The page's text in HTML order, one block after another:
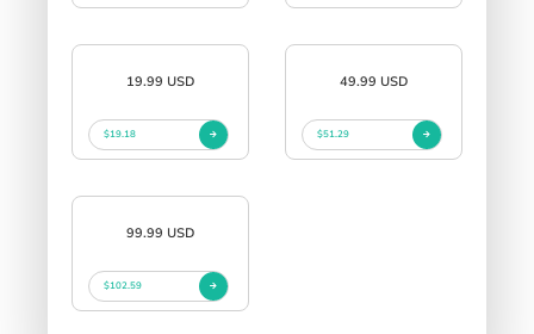
19.99 USD
$19.18
49.99 USD
$51.29
99.99 USD
$102.59